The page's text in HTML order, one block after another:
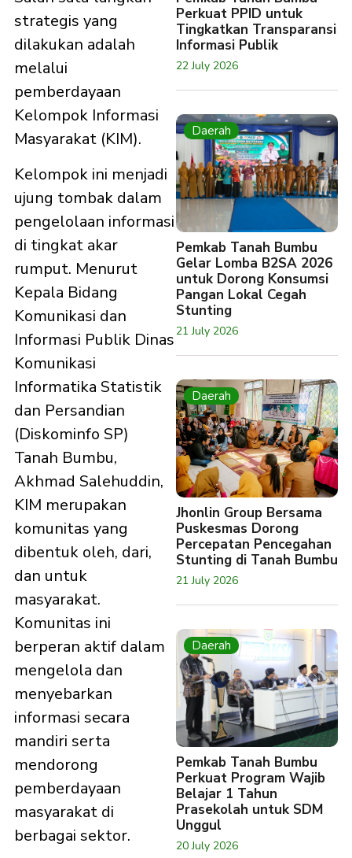
strategis yang
dilakukan adalah
melalui
pemberdayaan
Kelompok Informasi
Masyarakat (KIM).
Kelompok ini menjadi
ujung tombak dalam
pengelolaan informasi
di tingkat akar
rumput. Menurut
Kepala Bidang
Komunikasi dan
Informasi Publik Dinas
Komunikasi
Informatika Statistik
dan Persandian
(Diskominfo SP)
Tanah Bumbu,
Akhmad Salehuddin,
KIM merupakan
komunitas yang
dibentuk oleh, dari,
dan untuk
masyarakat.
Komunitas ini
berperan aktif dalam
mengelola dan
menyebarkan
informasi secara
mandiri serta
mendorong
pemberdayaan
masyarakat di
berbagai sektor.
Perkuat PPID untuk
Tingkatkan Transparansi
Informasi Publik
22 July 2026
Daerah
Pemkab Tanah Bumbu
Gelar Lomba B2SA 2026
untuk Dorong Konsumsi
Pangan Lokal Cegah
Stunting
21 July 2026
Daerah
Jhonlin Group Bersama
Puskesmas Dorong
Percepatan Pencegahan
Stunting di Tanah Bumbu
21 July 2026
Daerah
Pemkab Tanah Bumbu
Perkuat Program Wajib
Belajar 1 Tahun
Prasekolah untuk SDM
Unggul
20 July 2026